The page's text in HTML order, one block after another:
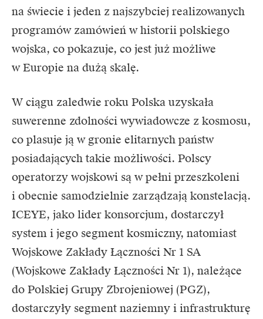
na świecie i jeden z najszybciej realizowanych
programów zamówień w historii polskiego
wojska, co pokazuje, co jest już możliwe
w Europie na dużą skalę.
W ciągu zaledwie roku Polska uzyskała
suwerenne zdolności wywiadowcze z kosmosu,
co plasuje ją w gronie elitarnych państw
posiadających takie możliwości. Polscy
operatorzy wojskowi są w pełni przeszkoleni
i obecnie samodzielnie zarządzają konstelacją.
ICEYE, jako lider konsorcjum, dostarczył
system i jego segment kosmiczny, natomiast
Wojskowe Zakłady Łączności Nr 1 SA
(Wojskowe Zakłady Łączności Nr 1), należące
do Polskiej Grupy Zbrojeniowej (PGZ),
dostarczyły segment naziemny i infrastrukturę